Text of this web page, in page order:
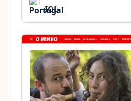
IOL